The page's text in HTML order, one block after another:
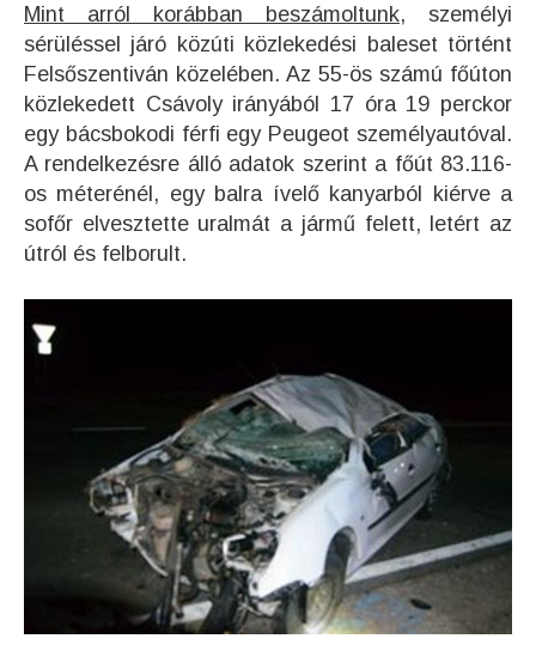
Mint arról korábban beszámoltunk, személyi
sérüléssel járó közúti közlekedési baleset történt
Felsőszentiván közelében. Az 55-ös számú főúton
közlekedett Csávoly irányából 17 óra 19 perckor
egy bácsbokodi férfi egy Peugeot személyautóval.
A rendelkezésre álló adatok szerint a főút 83.116-
os méterénél, egy balra ívelő kanyarból kiérve a
sofőr elvesztette uralmát a jármű felett, letért az
útról és felborult.